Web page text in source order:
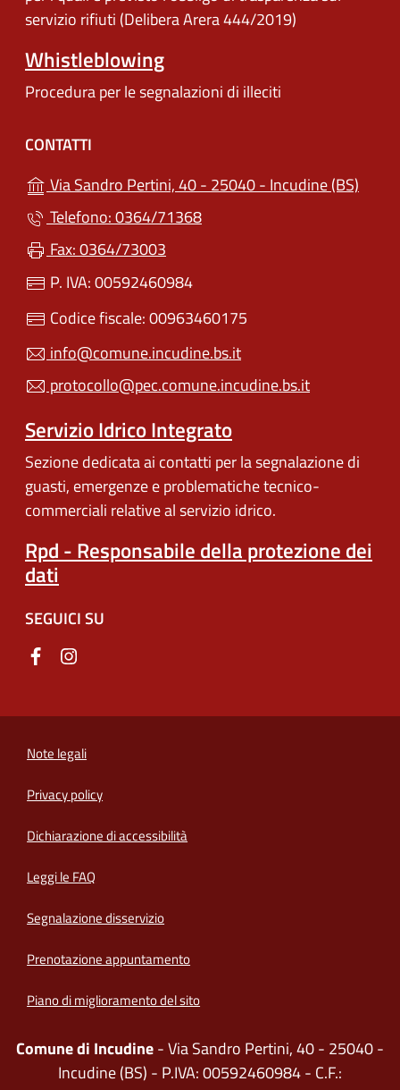
servizio rifiuti (Delibera Arera 444/2019)
Whistleblowing
Procedura per le segnalazioni di illeciti
CONTATTI
Via Sandro Pertini, 40 - 25040 - Incudine (BS)
Telefono: 0364/71368
Fax: 0364/73003
P. IVA: 00592460984
Codice fiscale: 00963460175
info@comune.incudine.bs.it
protocollo@pec.comune.incudine.bs.it
Servizio Idrico Integrato
Sezione dedicata ai contatti per la segnalazione di
guasti, emergenze e problematiche tecnico-
commerciali relative al servizio idrico.
Rpd - Responsabile della protezione dei
dati
SEGUICI SU
Note legali
Privacy policy
Dichiarazione di accessibilità
Leggi le FAQ
Segnalazione disservizio
Prenotazione appuntamento
Piano di miglioramento del sito
Comune di Incudine- Via Sandro Pertini, 40 - 25040 -
Incudine (BS) - P.IVA: 00592460984 - C.F.: